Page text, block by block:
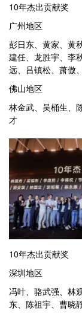
10年杰出贡献奖
广州地区
彭日东、黄家、黄
建任、龙胜宇、李
远、吕镇松、萧傲
佛山地区
林金武、吴桶生、
才
10年杰出贡献奖
深圳地区
冯叶、骆武强、林
东、陈祖宇、曹晓